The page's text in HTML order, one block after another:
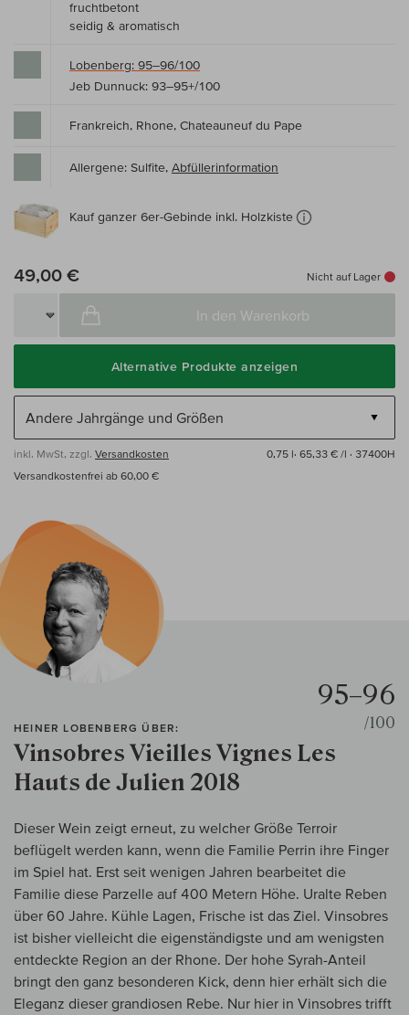
fruchtbetont
seidig & aromatisch
Lobenberg: 95–96/100
Jeb Dunnuck: 93–95+/100
Frankreich, Rhone, Chateauneuf du Pape
Allergene: Sulfite, Abfüllerinformation
Kauf ganzer 6er-Gebinde inkl. Holzkiste
49,00 € Nicht auf Lager
In den Warenkorb
Alternative Produkte anzeigen
inkl. MwSt, zzgl. Versandkosten 0,75 l· 65,33 € /l · 37400H
Versandkostenfrei ab 60,00 €
HEINER LOBENBERG ÜBER:
Vinsobres Vieilles Vignes Les
Hauts de Julien 2018
95–96
/100
Dieser Wein zeigt erneut, zu welcher Größe Terroir
beflügelt werden kann, wenn die Familie Perrin ihre Finger
im Spiel hat. Erst seit wenigen Jahren bearbeitet die
Familie diese Parzelle auf 400 Metern Höhe. Uralte Reben
über 60 Jahre. Kühle Lagen, Frische ist das Ziel. Vinsobres
ist bisher vielleicht die eigenständigste und am wenigsten
entdeckte Region an der Rhone. Der hohe Syrah-Anteil
bringt den ganz besonderen Kick, denn hier erhält sich die
Eleganz dieser grandiosen Rebe. Nur hier in Vinsobres trifft